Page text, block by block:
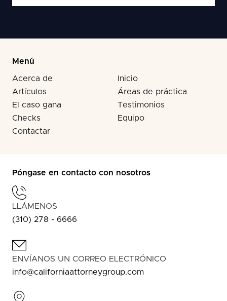
Menú
Acerca de
Artículos
El caso gana
Checks
Contactar
Inicio
Áreas de práctica
Testimonios
Equipo
Póngase en contacto con nosotros
LLÁMENOS
(310) 278 - 6666
ENVÍANOS UN CORREO ELECTRÓNICO
info@californiaattorneygroup.com